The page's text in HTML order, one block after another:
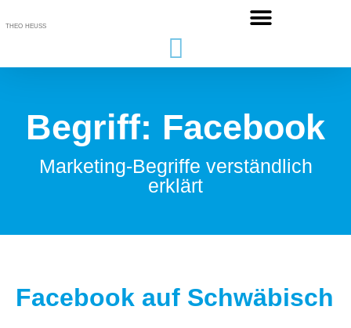
THEO HEUSS
Begriff: Facebook
Marketing-Begriffe verständlich
erklärt
Facebook auf Schwäbisch